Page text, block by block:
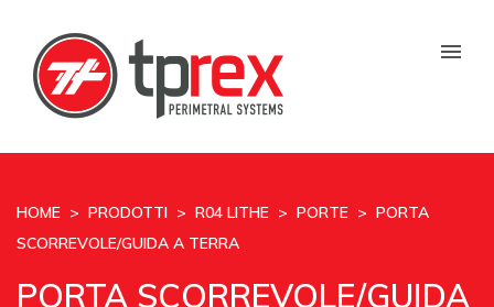
HOME > PRODOTTI > R04 LITHE > PORTE > PORTA
SCORREVOLE/GUIDA A TERRA
PORTA SCORREVOLE/GUIDA